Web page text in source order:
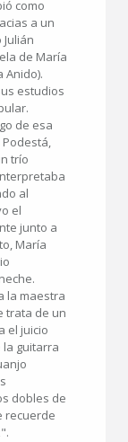
como
a un
de María
Anido).
estudios
de esa
Podestá,
trío
al
el
junto a
María
la maestra
trata de un
el juicio
la guitarra
dobles de
recuerde